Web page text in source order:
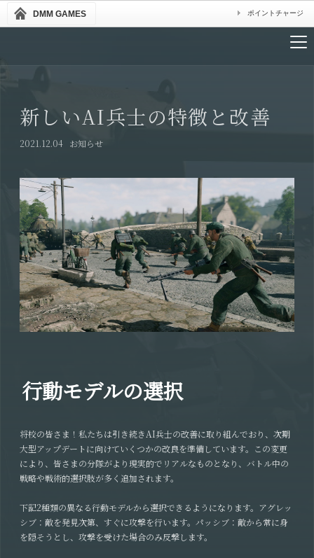
DMM GAMES ポイントチャージ
新しいAI兵士の特徴と改善
2021.12.04 お知らせ
行動モデルの選択
将校の皆さま！私たちは引き続きAI兵士の改善に取り組んでおり、次期
大型アップデートに向けていくつかの改良を準備しています。この変更
により、皆さまの分隊がより現実的でリアルなものとなり、バトル中の
戦略や戦術的選択肢が多く追加されます。
下記2種類の異なる行動モデルから選択できるようになります。アグレッ
シブ：敵を発見次第、すぐに攻撃を行います。パッシブ：敵から常に身
を隠そうとし、攻撃を受けた場合のみ反撃します。